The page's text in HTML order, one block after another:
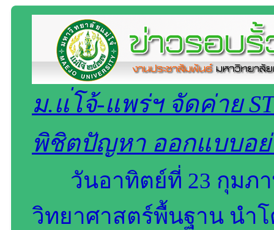
ม.แ่โจ้-แพร่ฯ จัดค่าย
พิชิตปัญหา ออกแบบอย่
วันอาทิตย์ที่ 23 กุมภ
วิทยาศาสตร์พื้นฐาน นำ